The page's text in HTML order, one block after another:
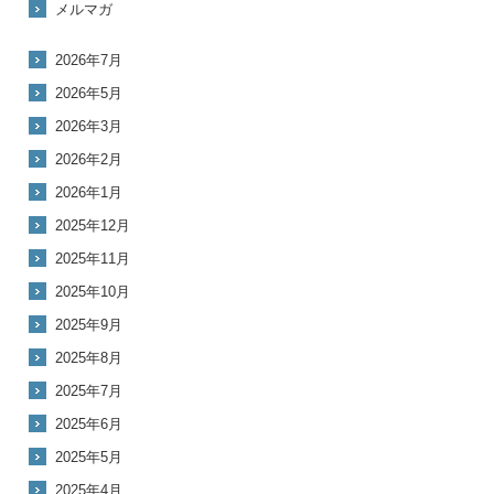
メルマガ
2026年7月
2026年5月
2026年3月
2026年2月
2026年1月
2025年12月
2025年11月
2025年10月
2025年9月
2025年8月
2025年7月
2025年6月
2025年5月
2025年4月